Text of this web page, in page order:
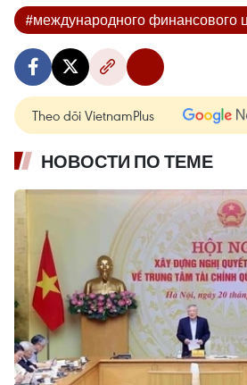
#международного финансового
Theo dõi VietnamPlus
НОВОСТИ ПО ТЕМЕ